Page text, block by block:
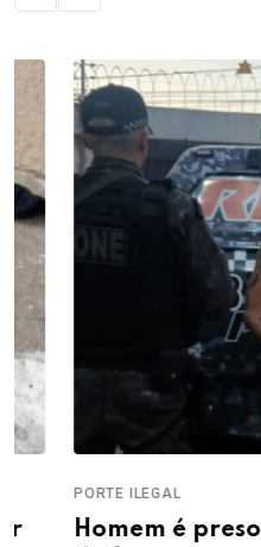
PORTE ILEGAL
Homem é preso